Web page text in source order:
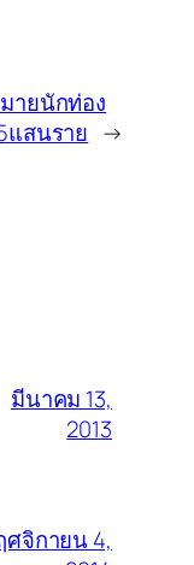
ายนักท่อง
แสนราย →
มีนาคม 13,
2013
จิกายน 4,